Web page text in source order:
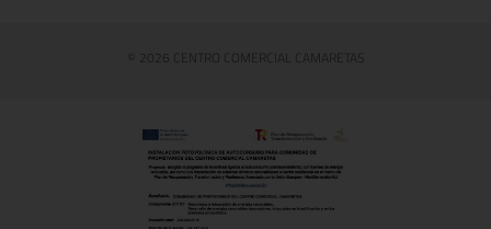
© 2026 CENTRO COMERCIAL CAMARETAS